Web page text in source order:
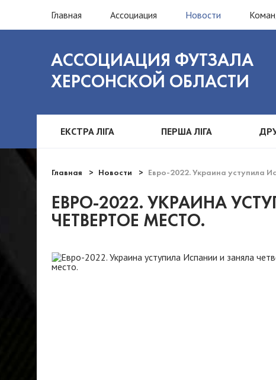
Главная Ассоциация Новости
АССОЦИАЦИЯ ФУТЗАЛА
ХЕРСОНСКОЙ ОБЛАСТИ
ЕКСТРА ЛІГА ПЕРША ЛІГА
Главная Новости Евро-2022. Украина уступила
ЕВРО-2022. УКРАИНА
ЧЕТВЕРТОЕ МЕСТО.